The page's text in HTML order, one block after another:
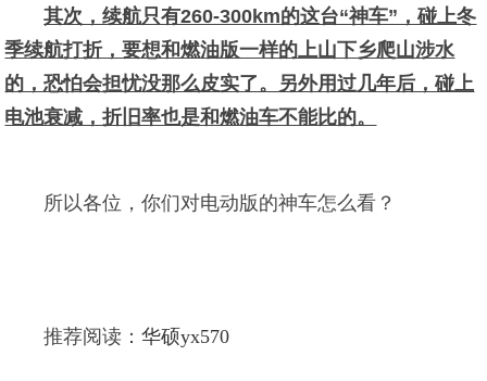
其次，续航只有260-300km的这台“神车”，碰上冬
季续航打折，要想和燃油版一样的上山下乡爬山涉水
的，恐怕会担忧没那么皮实了。另外用过几年后，碰上
电池衰减，折旧率也是和燃油车不能比的。
所以各位，你们对电动版的神车怎么看？
推荐阅读：华硕yx570